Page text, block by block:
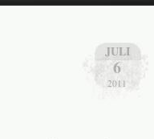
JULI
6
2011